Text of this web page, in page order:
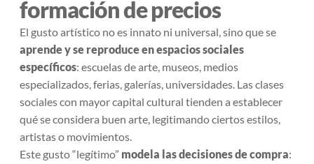
formación de precios
El gusto artístico no es innato ni universal, sino que se
aprende y se reproduce en espacios sociales
específicos: escuelas de arte, museos, medios
especializados, ferias, galerías, universidades. Las clases
sociales con mayor capital cultural tienden a establecer
qué se considera buen arte, legitimando ciertos estilos,
artistas o movimientos.
Este gusto “legítimo” modela las decisiones de compra: